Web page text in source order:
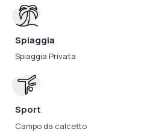
Spiaggia
Spiaggia Privata
Sport
Campo da calcetto